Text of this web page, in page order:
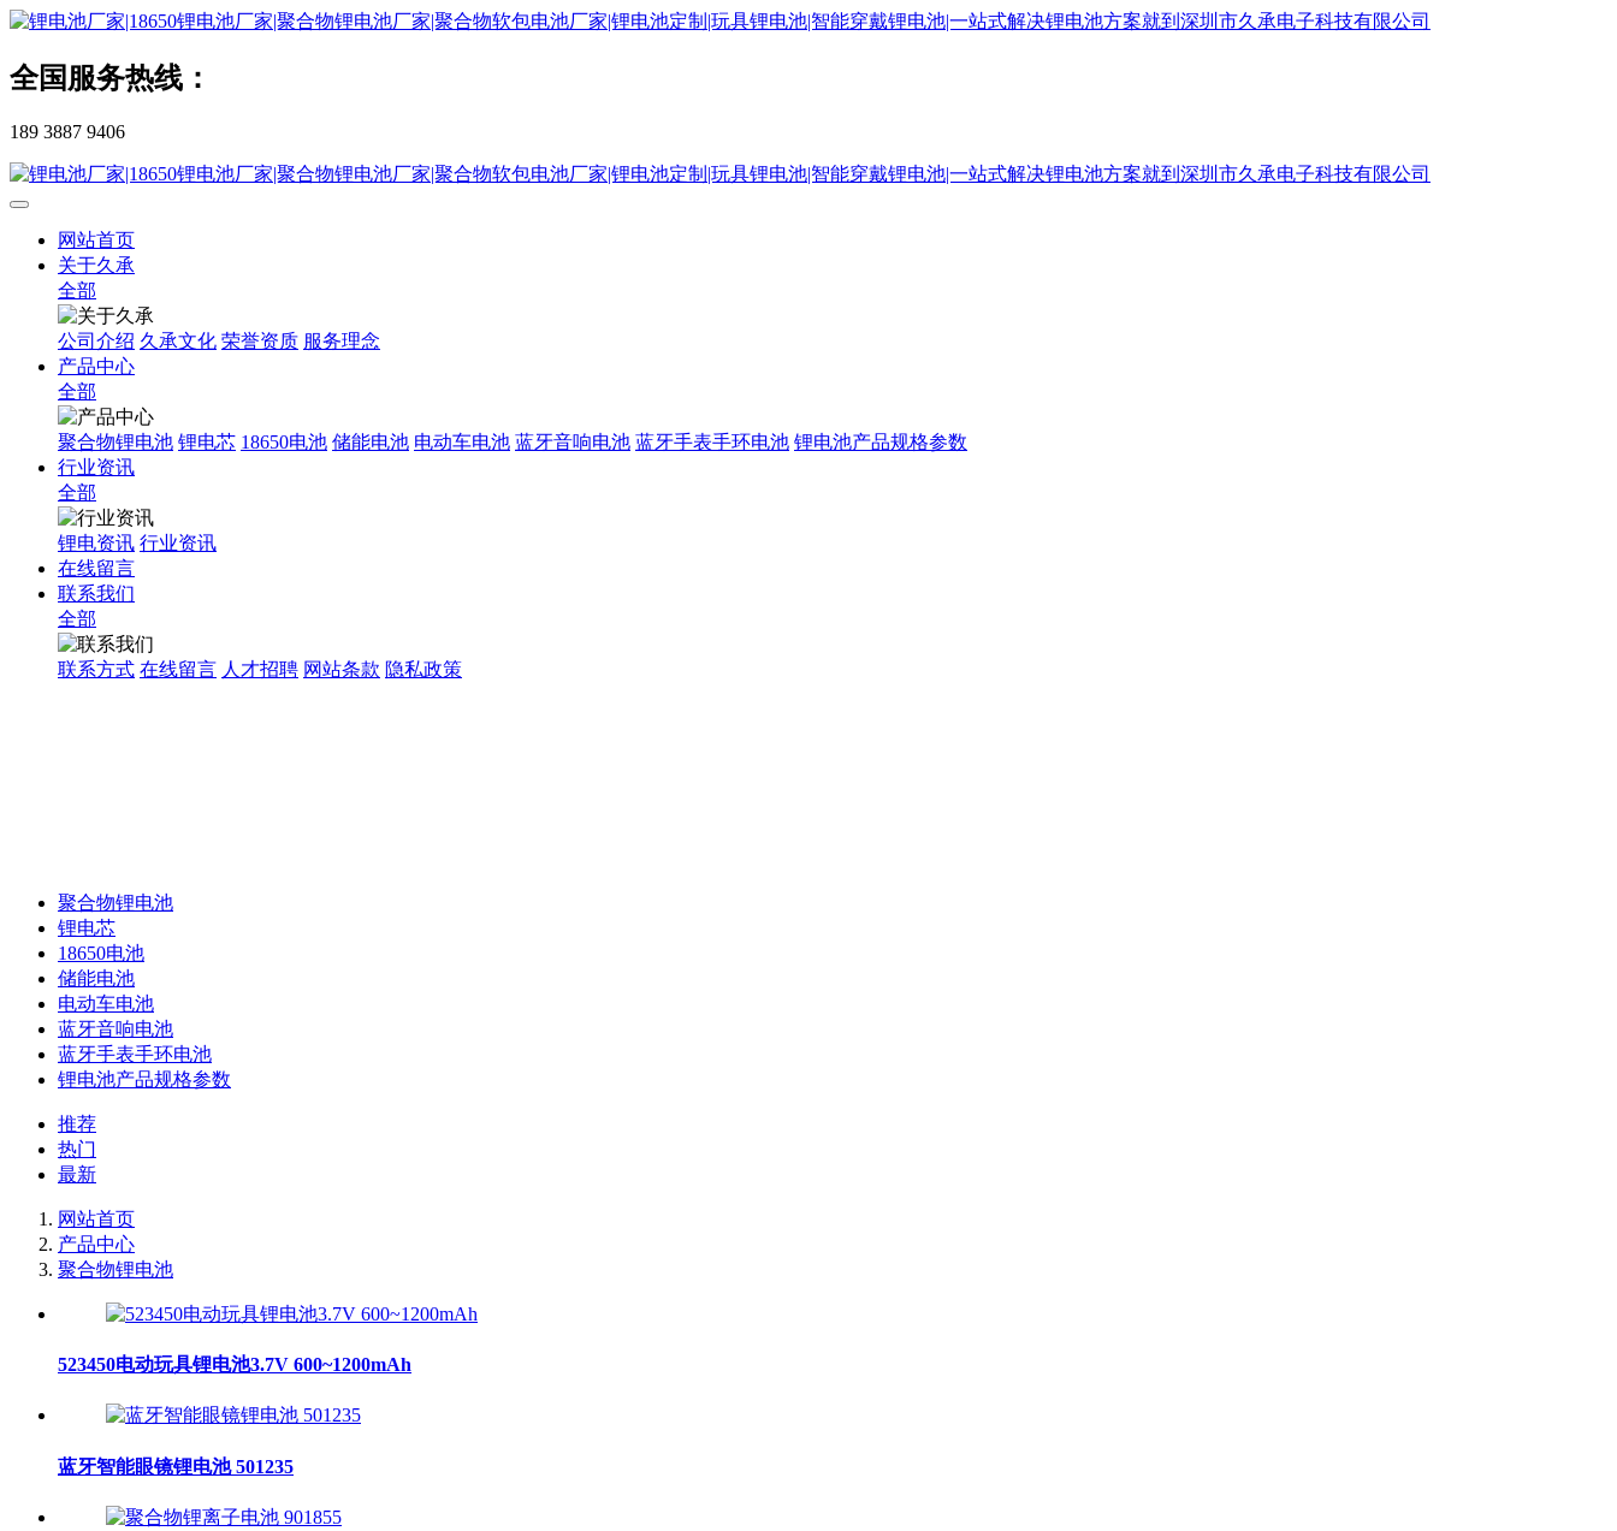
全国服务热线：
189 3887 9406
网站首页
关于久承
全部
公司介绍 久承文化 荣誉资质 服务理念
产品中心
全部
聚合物锂电池 锂电芯 18650电池 储能电池 电动车电池 蓝牙音响电池 蓝牙手表手环电池 锂电池产品规格参数
行业资讯
全部
锂电资讯 行业资讯
在线留言
联系我们
全部
联系方式 在线留言 人才招聘 网站条款 隐私政策
聚合物锂电池
锂电芯
18650电池
储能电池
电动车电池
蓝牙音响电池
蓝牙手表手环电池
锂电池产品规格参数
推荐
热门
最新
网站首页
产品中心
聚合物锂电池
523450电动玩具锂电池3.7V 600~1200mAh​
蓝牙智能眼镜锂电池 501235